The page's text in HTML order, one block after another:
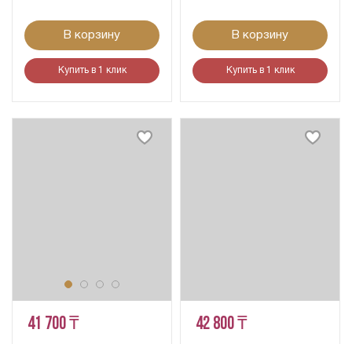
В корзину
Купить в 1 клик
В корзину
Купить в 1 клик
41 700 ₸ 42 800 ₸